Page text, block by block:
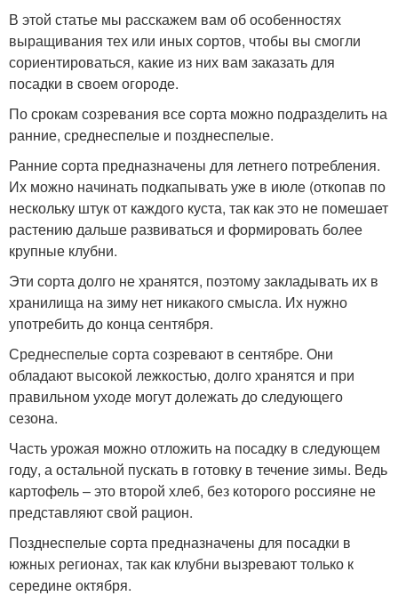
В этой статье мы расскажем вам об особенностях
выращивания тех или иных сортов, чтобы вы смогли
сориентироваться, какие из них вам заказать для
посадки в своем огороде.
По срокам созревания все сорта можно подразделить на
ранние, среднеспелые и позднеспелые.
Ранние сорта предназначены для летнего потребления.
Их можно начинать подкапывать уже в июле (откопав по
нескольку штук от каждого куста, так как это не помешает
растению дальше развиваться и формировать более
крупные клубни.
Эти сорта долго не хранятся, поэтому закладывать их в
хранилища на зиму нет никакого смысла. Их нужно
употребить до конца сентября.
Среднеспелые сорта созревают в сентябре. Они
обладают высокой лежкостью, долго хранятся и при
правильном уходе могут долежать до следующего
сезона.
Часть урожая можно отложить на посадку в следующем
году, а остальной пускать в готовку в течение зимы. Ведь
картофель – это второй хлеб, без которого россияне не
представляют свой рацион.
Позднеспелые сорта предназначены для посадки в
южных регионах, так как клубни вызревают только к
середине октября.